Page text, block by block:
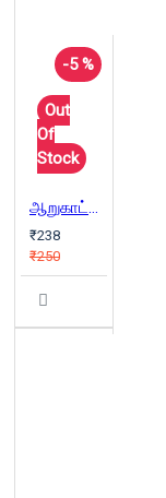
-5 %
Out
Of
Stock
ஆறுகாட்டுத் துறை
₹238
₹250